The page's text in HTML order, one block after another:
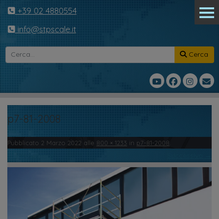
+39 02 4880554
info@stpscale.it
Cerca
p7-81-2008
Pubblicato 2 Marzo 2022 alle 800 × 1233 in p7-81-2008